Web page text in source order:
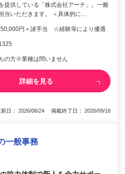
提供している「株式会社アーチ」。一般
当いただきます。 ＜具体的に…
円＋諸手当 ☆経験等により優遇
の方※業種は問いません
詳細を見る
新日： 2026/06/24 掲載終了日： 2026/09/18
一般事務